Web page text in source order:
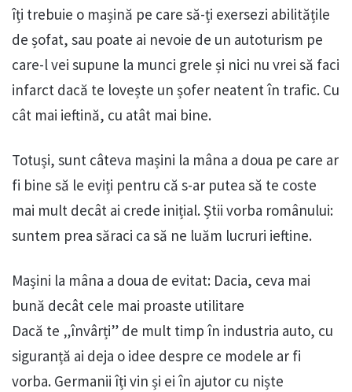
îți trebuie o mașină pe care să-ți exersezi abilitățile
de șofat, sau poate ai nevoie de un autoturism pe
care-l vei supune la munci grele și nici nu vrei să faci
infarct dacă te lovește un șofer neatent în trafic. Cu
cât mai ieftină, cu atât mai bine.
Totuși, sunt câteva mașini la mâna a doua pe care ar
fi bine să le eviți pentru că s-ar putea să te coste
mai mult decât ai crede inițial. Știi vorba românului:
suntem prea săraci ca să ne luăm lucruri ieftine.
Mașini la mâna a doua de evitat: Dacia, ceva mai
bună decât cele mai proaste utilitare
Dacă te „învârți” de mult timp în industria auto, cu
siguranță ai deja o idee despre ce modele ar fi
vorba. Germanii îți vin și ei în ajutor cu niște